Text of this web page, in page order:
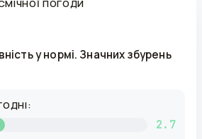
ПОГОДИ
у нормі. Значних збурень
2.7